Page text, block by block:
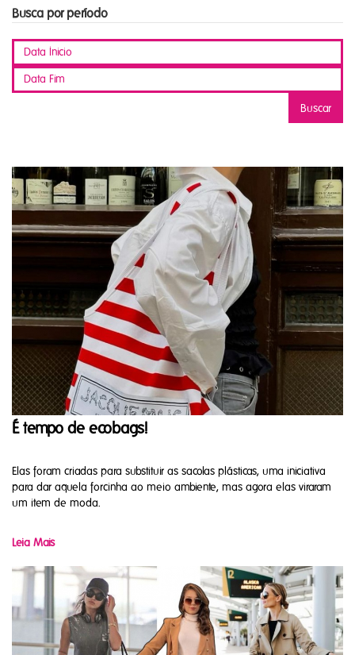
Busca por período
É tempo de ecobags!
Elas foram criadas para substituir as sacolas plásticas, uma iniciativa
para dar aquela forcinha ao meio ambiente, mas agora elas viraram
um item de moda.
Leia Mais